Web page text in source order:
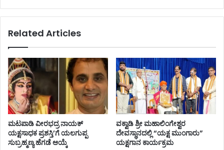
Related Articles
ಮಟಪಾಡಿ ವೀರಭದ್ರ ನಾಯಕ್
ಯಕ್ಷಸಾಧಕ ಪ್ರಶಸ್ತಿ’ಗೆ ಯಲಗುಪ್ಪ
ಸುಬ್ರಹ್ಮಣ್ಯ ಹೆಗಡೆ ಆಯ್ಕೆ
ವಕ್ವಾಡಿ ಶ್ರೀ ಮಹಾಲಿಂಗೇಶ್ವರ
ದೇವಸ್ಥಾನದಲ್ಲಿ “ಯಕ್ಷ ಮುಂಗಾರು”
ಯಕ್ಷಗಾನ ಕಾರ್ಯಕ್ರಮ